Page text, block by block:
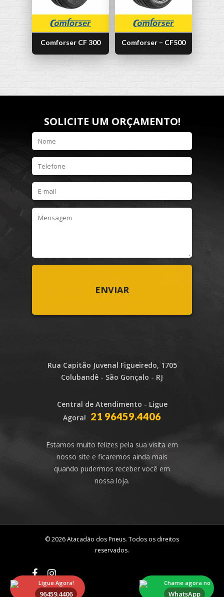
Chame agora no
WhatsApp
Ligue Agora!
96459.4406
Comforser CF 300 Comforser – CF500
SOLICITE UM ORÇAMENTO!
Rua Capitão Juvenal Figueiredo, 1705
Colubandê - São Gonçalo - RJ
Central de Atendimento - Ligue
Agora! 21 96459.4406
Estamos muito felizes pela sua visita em
nosso site e ficaremos ainda mais
quando pudermos receber você em
nossa loja.
© 2026 Atacadão dos Pneus. Todos os direitos
reservados.